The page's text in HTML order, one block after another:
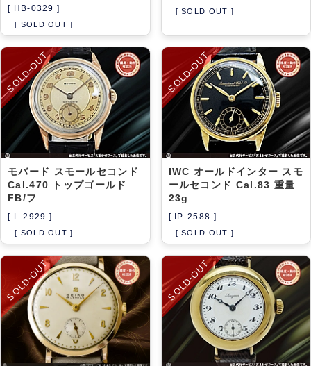
[ HB-0329 ]
[ SOLD OUT ]
[ SOLD OUT ]
SOLD-OUT
モバード スモールセコンド
Cal.470 トップゴールド
FB/フ
[ L-2929 ]
[ SOLD OUT ]
SOLD-OUT
IWC オールドインター スモ
ールセコンド Cal.83 重量
23g
[ IP-2588 ]
[ SOLD OUT ]
SOLD-OUT SOLD-OUT